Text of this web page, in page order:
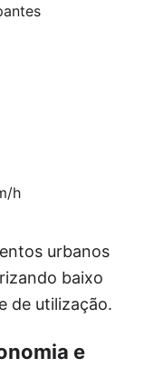
h
urbanos
baixo
de utilização.
e